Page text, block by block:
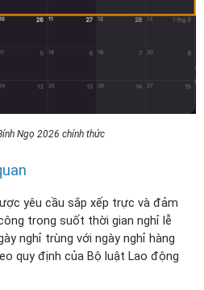
Ngọ 2026 chính thức
yêu cầu sắp xếp trực và đảm
trong suốt thời gian nghỉ lễ
nghỉ trùng với ngày nghỉ hàng
quy định của Bộ luật Lao động